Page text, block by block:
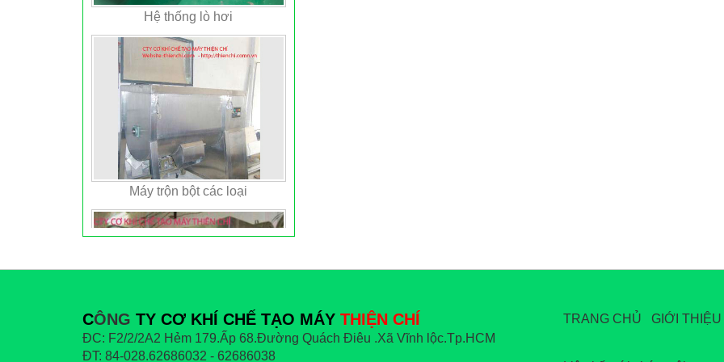
Máy trộn bột các loại
CÔNG TY CƠ KHÍ CHẾ TẠO MÁY THIỆN CHÍ
ĐC: F2/2/2A2 Hẻm 179.Ấp 68.Đường Quách Điêu .Xã Vĩnh lộc.Tp.HCM
ĐT: 84-028.62686032 - 62686038
TRANG CHỦ GIỚI THIỆU